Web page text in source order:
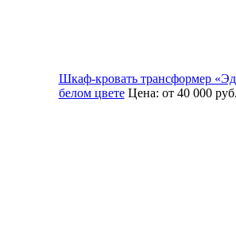
Шкаф-кровать трансформер
белом цвете Цена: от 40 000руб.